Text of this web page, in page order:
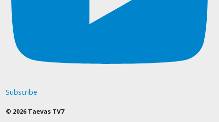
Subscribe
© 2026 Taevas TV7